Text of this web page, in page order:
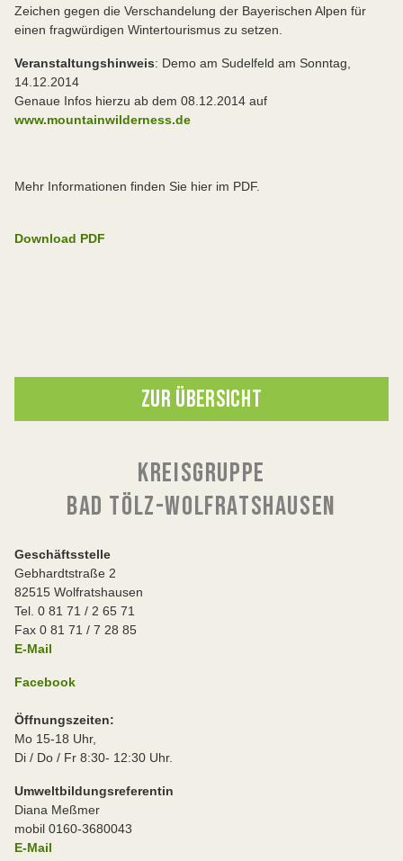
Zeichen gegen die Verschandelung der Bayerischen Alpen für
einen fragwürdigen Wintertourismus zu setzen.
Veranstaltungshinweis: Demo am Sudelfeld am Sonntag,
14.12.2014
Genaue Infos hierzu ab dem 08.12.2014 auf
www.mountainwilderness.de
Mehr Informationen finden Sie hier im PDF.
Download PDF
ZUR ÜBERSICHT
KREISGRUPPE
BAD TÖLZ-WOLFRATSHAUSEN
Geschäftsstelle
Gebhardtstraße 2
82515 Wolfratshausen
Tel. 0 81 71 / 2 65 71
Fax 0 81 71 / 7 28 85
E-Mail
Facebook
Öffnungszeiten:
Mo 15-18 Uhr,
Di / Do / Fr 8:30- 12:30 Uhr.
Umweltbildungsreferentin
Diana Meßmer
mobil 0160-3680043
E-Mail